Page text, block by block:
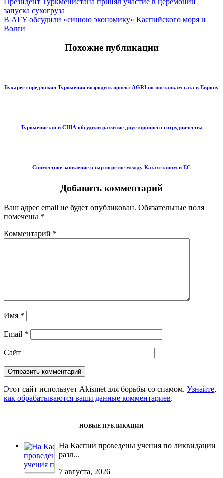
запуска сухогруза
В АГУ обсудили «синюю экономику» Каспийского моря и
Волги
Похожие публикации
Бухарест предложил Туркмении возродить проект AGRI по поставкам газа в Европу
Туркменистан и США обсудили развитие двустороннего сотрудничества
Совместное заявление о партнерстве между Казахстаном и ЕС
Добавить комментарий
Ваш адрес email не будет опубликован. Обязательные поля
помечены *
Комментарий *
Имя *
Email *
Сайт
Этот сайт использует Akismet для борьбы со спамом. Узнайте,
как обрабатываются ваши данные комментариев.
НОВЫЕ ПУБЛИКАЦИИ
На Каспии проведены учения по ликвидации
разл...
7 августа, 2026